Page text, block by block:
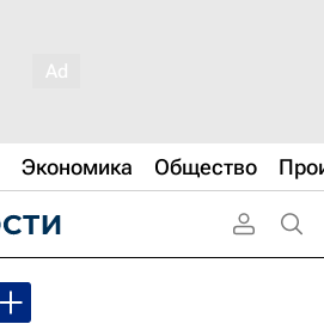
Экономика Общество